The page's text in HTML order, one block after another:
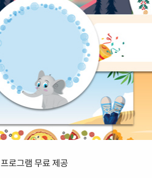
프로그램 무료 제공